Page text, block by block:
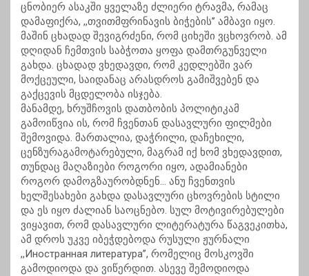
ცნობიერ ასაკში ყველაზე ძლიერი ტრავმა, რამაც
დამაფიქრა, ,,თვითმფრინავის ბიჭების’’ ამბავი იყო.
მაშინ ცხადად შევიგრძენი, რომ ციხეში ვცხოვრობ. ამ
დღიდან ჩემთვის საბჭოთა ყოფა დამთრგუნველი
გახდა. ცხადად ვხედავდი, რომ კედლებში ვარ
მოქცეული, საიდანაც არასდროს გამიშვებენ და
გაქცევის მცდელობა ისჯება.
მანამდე, ხრუშჩოვის დათბობის პოლიტიკამ
გამოიწვია ის, რომ ჩვენთან დასავლური ფილმები
შემოვიდა. მართალია, დაჭრილი, დაჩეხილი,
ცენზურაგამოტარებული, მაგრამ იქ ხომ ვხედავდით,
თუნდაც მაღაზიები როგორი იყო, ადამიანები
როგორ დამოგზაურობდნენ… ანუ ჩვენთვის
ხელშესახები გახდა დასავლური ცხოვრების სტილი
და ეს იყო ძალიან საოცნებო. სულ მოტივირებულები
ვიყავით, რომ დასავლური ლიტერატურა წაგვეკითხა,
ამ დროს უკვე იბეჭდებოდა რუსული ჟურნალი
,,Иностранная литература’’, რომელიც მოსკოვში
გამოდიოდა და ვიწერდით. ასევე შემოდიოდა